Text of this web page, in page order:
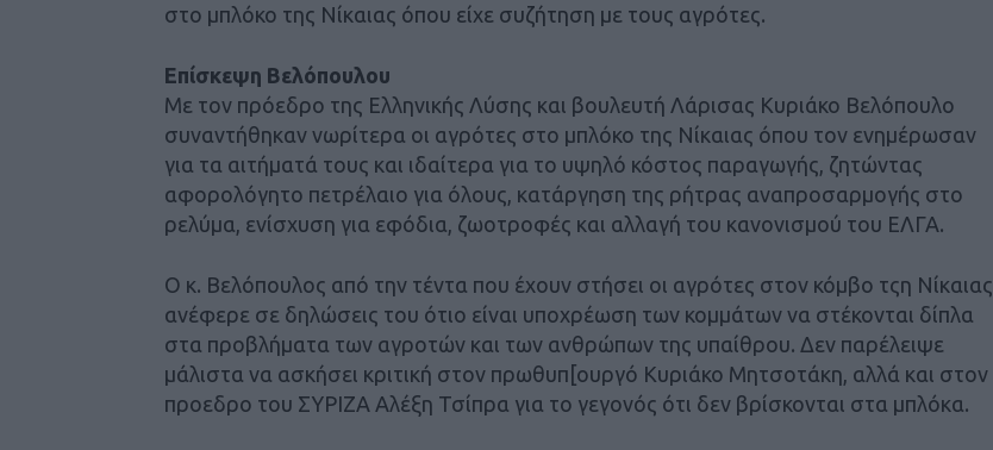
στο μπλόκο της Νίκαιας όπου είχε συζήτηση με τους αγρότες.
Eπίσκεψη Βελόπουλου
Με τον πρόεδρο της Ελληνικής Λύσης και βουλευτή Λάρισας Κυριάκο Βελόπουλο
συναντήθηκαν νωρίτερα οι αγρότες στο μπλόκο της Νίκαιας όπου τον ενημέρωσαν
για τα αιτήματά τους και ιδαίτερα για το υψηλό κόστος παραγωγής, ζητώντας
αφορολόγητο πετρέλαιο για όλους, κατάργηση της ρήτρας αναπροσαρμογής στο
ρελύμα, ενίσχυση για εφόδια, ζωοτροφές και αλλαγή του κανονισμού του ΕΛΓΑ.
Ο κ. Βελόπουλος από την τέντα που έχουν στήσει οι αγρότες στον κόμβο τςη Νίκαιας
ανέφερε σε δηλώσεις του ότιο είναι υποχρέωση των κομμάτων να στέκονται δίπλα
στα προβλήματα των αγροτών και των ανθρώπων της υπαίθρου. Δεν παρέλειψε
μάλιστα να ασκήσει κριτική στον πρωθυπ[ουργό Κυριάκο Μητσοτάκη, αλλά και στον
προεδρο του ΣΥΡΙΖΑ Αλέξη Τσίπρα για το γεγονός ότι δεν βρίσκονται στα μπλόκα.